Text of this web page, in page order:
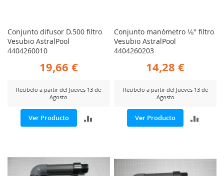
Conjunto difusor D.500 filtro
Vesubio AstralPool
4404260010
19,66 €
Recíbelo a partir del Jueves 13 de
Agosto
Ver Producto
Conjunto manómetro ⅛" filtro
Vesubio AstralPool
4404260203
14,28 €
Recíbelo a partir del Jueves 13 de
Agosto
Ver Producto